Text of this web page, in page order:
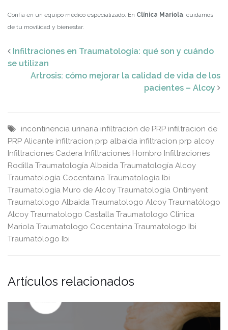
Confía en un equipo médico especializado. En Clínica Mariola , cuidamos
de tu movilidad y bienestar.
Infiltraciones en Traumatología: qué son y cuándo
se utilizan
Artrosis: cómo mejorar la calidad de vida de los
pacientes – Alcoy
incontinencia urinaria infiltracion de PRP infiltracion de
PRP Alicante infiltracion prp albaida infiltracion prp alcoy
Infiltraciones Cadera Infiltraciones Hombro Infiltraciones
Rodilla Traumatología Albaida Traumatología Alcoy
Traumatología Cocentaina Traumatología Ibi
Traumatología Muro de Alcoy Traumatología Ontinyent
Traumatologo Albaida Traumatologo Alcoy Traumatólogo
Alcoy Traumatologo Castalla Traumatologo Clinica
Mariola Traumatologo Cocentaina Traumatologo Ibi
Traumatólogo Ibi
Artículos relacionados